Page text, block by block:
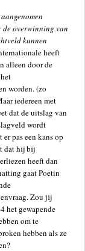
overwinning van
kunnen
heeft
alleen door de
worden. (zo
iedereen met
dat de uitslag van
wordt
pas een kans op
dat hij bij
heeft dan
gaat Poetin
Zou jij
het gewapende
om te
hebben als ze